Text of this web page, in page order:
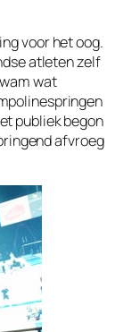
voor het oog.
atleten zelf
wat
publiek begon
afvroeg